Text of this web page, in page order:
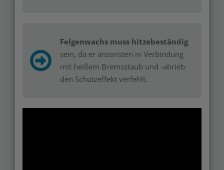
Felgenwachs muss hitzebeständig
sein, da er ansonsten in Verbindung
mit heißem Bremsstaub und -abrieb
den Schutzeffekt verfehlt.